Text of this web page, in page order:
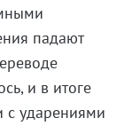
падают
и в итоге
с ударениями